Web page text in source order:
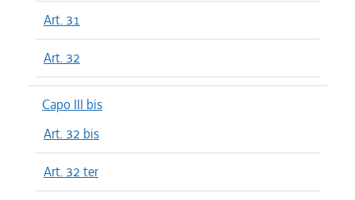
Art. 31
Art. 32
Capo III bis
Art. 32 bis
Art. 32 ter